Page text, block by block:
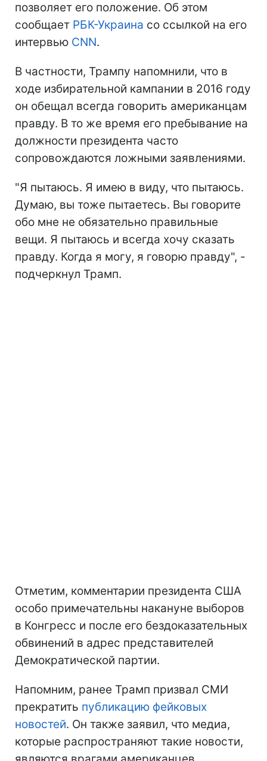
позволяет его положение. Об этом
сообщает РБК-Украина со ссылкой на его
интервью CNN.
В частности, Трампу напомнили, что в
ходе избирательной кампании в 2016 году
он обещал всегда говорить американцам
правду. В то же время его пребывание на
должности президента часто
сопровождаются ложными заявлениями.
"Я пытаюсь. Я имею в виду, что пытаюсь.
Думаю, вы тоже пытаетесь. Вы говорите
обо мне не обязательно правильные
вещи. Я пытаюсь и всегда хочу сказать
правду. Когда я могу, я говорю правду", -
подчеркнул Трамп.
Отметим, комментарии президента США
особо примечательны накануне выборов
в Конгресс и после его бездоказательных
обвинений в адрес представителей
Демократической партии.
Напомним, ранее Трамп призвал СМИ
прекратить публикацию фейковых
новостей. Он также заявил, что медиа,
которые распространяют такие новости,